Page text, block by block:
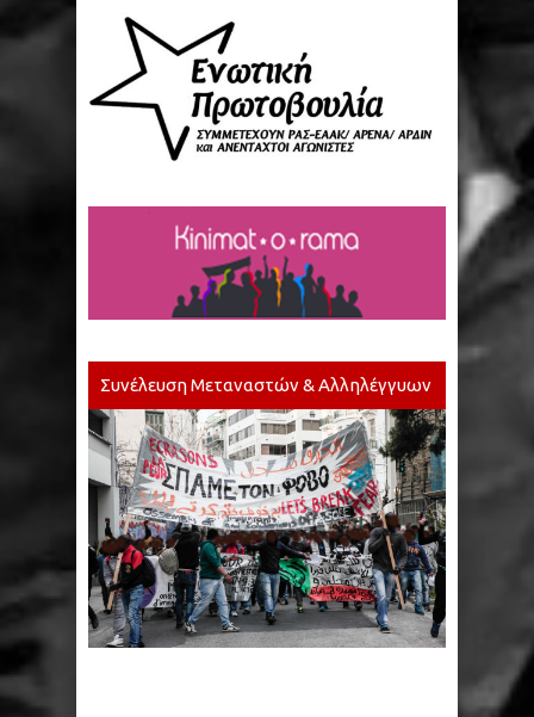
Συνέλευση Μεταναστών & Αλληλέγγυων